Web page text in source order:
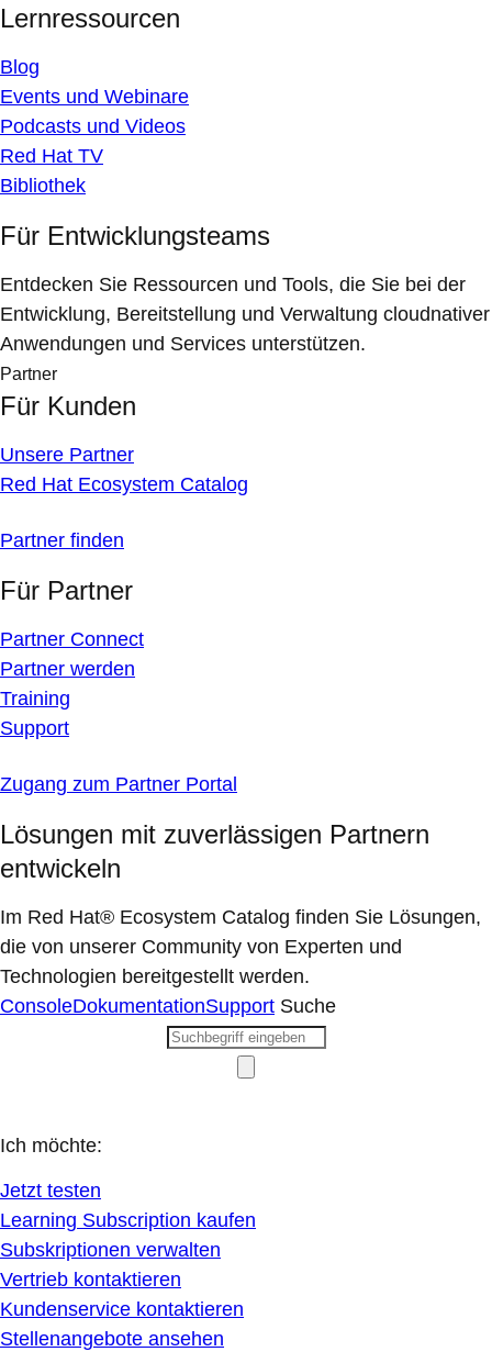
Lernressourcen
Blog
Events und Webinare
Podcasts und Videos
Red Hat TV
Bibliothek
Für Entwicklungsteams
Entdecken Sie Ressourcen und Tools, die Sie bei der
Entwicklung, Bereitstellung und Verwaltung cloudnativer
Anwendungen und Services unterstützen.
Partner
Für Kunden
Unsere Partner
Red Hat Ecosystem Catalog
Partner finden
Für Partner
Partner Connect
Partner werden
Training
Support
Zugang zum Partner Portal
Lösungen mit zuverlässigen Partnern
entwickeln
Im Red Hat® Ecosystem Catalog finden Sie Lösungen,
die von unserer Community von Experten und
Technologien bereitgestellt werden.
ConsoleDokumentationSupport Suche
Ich möchte:
Jetzt testen
Learning Subscription kaufen
Subskriptionen verwalten
Vertrieb kontaktieren
Kundenservice kontaktieren
Stellenangebote ansehen